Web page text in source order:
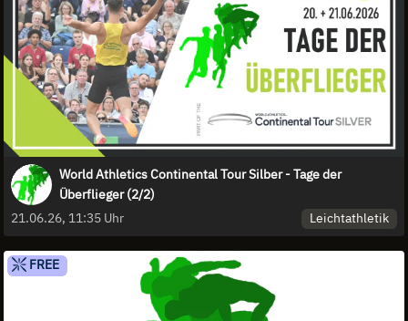
World Athletics Continental Tour Silber - Tage der
Überflieger (2/2)
21.06.26, 11:35 Uhr
Leichtathletik
FREE